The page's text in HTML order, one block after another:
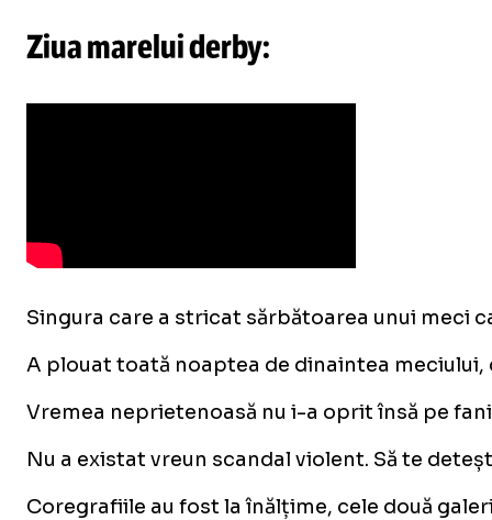
Ziua marelui derby:
Singura care a stricat sărbătoarea unui meci
A plouat toată noaptea de dinaintea meciului,
Vremea neprietenoasă nu i-a oprit însă pe
Nu a existat vreun scandal violent. Să te
Coregrafiile au fost la înălțime, cele două